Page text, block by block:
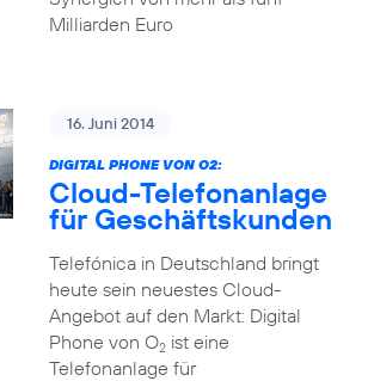
Milliarden Euro
16. Juni 2014
DIGITAL PHONE VON O2:
Cloud-Telefonanlage
für Geschäftskunden
Telefónica in Deutschland bringt
heute sein neuestes Cloud-
Angebot auf den Markt: Digital
Phone von O2ist eine
Telefonanlage für